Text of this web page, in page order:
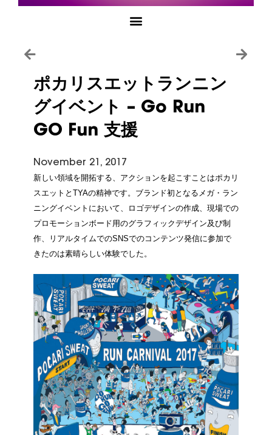
ポカリスエットランニン
グイベント – Go Run
GO Fun 支援
November 21, 2017
新しい領域を開拓する、アクションを起こすことはポカリ
スエットとTYAの精神です。ブランド初となるメガ・ラン
ニングイベントにおいて、ロゴデザインの作成、現場での
プロモーションボード用のグラフィックデザイン及び制
作、リアルタイムでのSNSでのコンテンツ発信に参加で
きたのは素晴らしい体験でした。